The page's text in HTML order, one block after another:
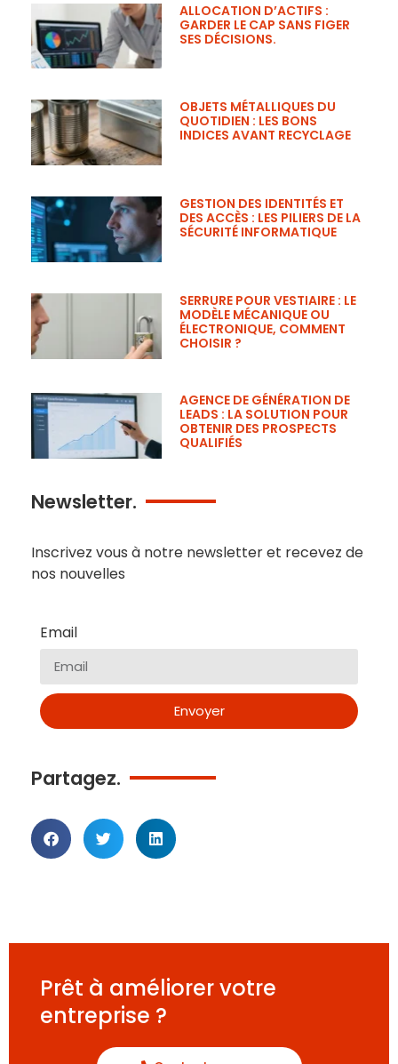
ALLOCATION D’ACTIFS :
GARDER LE CAP SANS FIGER
SES DÉCISIONS.
OBJETS MÉTALLIQUES DU
QUOTIDIEN : LES BONS
INDICES AVANT RECYCLAGE
GESTION DES IDENTITÉS ET
DES ACCÈS : LES PILIERS DE LA
SÉCURITÉ INFORMATIQUE
SERRURE POUR VESTIAIRE : LE
MODÈLE MÉCANIQUE OU
ÉLECTRONIQUE, COMMENT
CHOISIR ?
AGENCE DE GÉNÉRATION DE
LEADS : LA SOLUTION POUR
OBTENIR DES PROSPECTS
QUALIFIÉS
Newsletter.
Inscrivez vous à notre newsletter et recevez de
nos nouvelles
Email
Envoyer
Partagez.
Prêt à améliorer votre
entreprise ?